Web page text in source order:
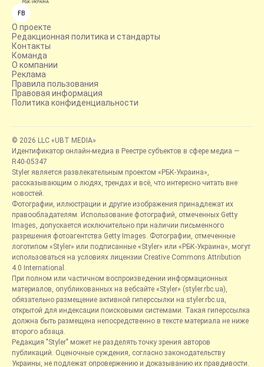
FB
О проекте
Редакционная политика и стандарты
Контакты
Команда
О компании
Реклама
Правила пользования
Правовая информация
Политика конфиденциальности
© 2026 LLC «UBT MEDIA»
Идентификатор онлайн-медиа в Реестре субъектов в сфере медиа —
R40-05347
Styler является развлекательным проектом «РБК-Украина»,
рассказывающим о людях, трендах и всё, что интересно читать вне
новостей.
Фотографии, иллюстрации и другие изображения принадлежат их
правообладателям. Использование фотографий, отмеченных Getty
Images, допускается исключительно при наличии письменного
разрешения фотоагентства Getty Images. Фотографии, отмеченные
логотипом «Styler» или подписанные «Styler» или «РБК-Украина», могут
использоваться на условиях лицензии Creative Commons Attribution
4.0 International.
При полном или частичном воспроизведении информационных
материалов, опубликованных на вебсайте «Styler» (styler.rbc.ua),
обязательно размещение активной гиперссылки на styler.rbc.ua,
открытой для индексации поисковыми системами. Такая гиперссылка
должна быть размещена непосредственно в тексте материала не ниже
второго абзаца.
Редакция "Styler" может не разделять точку зрения авторов
публикаций. Оценочные суждения, согласно законодательству
Украины, не подлежат опровержению и доказыванию их правдивости.